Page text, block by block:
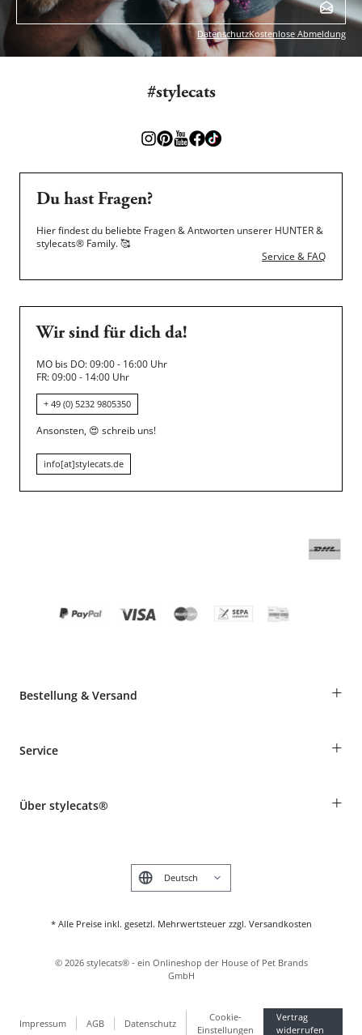
DatenschutzKostenlose Abmeldung
#stylecats
Du hast Fragen?
Hier findest du beliebte Fragen & Antworten unserer HUNTER &
stylecats® Family.🥰
Service & FAQ
Wir sind für dich da!
MO bis DO: 09:00 - 16:00 Uhr
FR: 09:00 - 14:00 Uhr
+ 49 (0) 5232 9805350
Ansonsten, 😍 schreib uns!
info[at]stylecats.de
Bestellung & Versand +
Informationen zur Lieferung
Produkte reklamieren und zurücksenden
Service +
Tierkrankenversicherung
Über stylecats® +
* Alle Preise inkl. gesetzl. Mehrwertsteuer zzgl. Versandkosten
English
Impressum AGB Datenschutz
Cookie-
Einstellungen
Vertrag
widerrufen
© 2026 stylecats® - ein Onlineshop der House of Pet Brands
GmbH